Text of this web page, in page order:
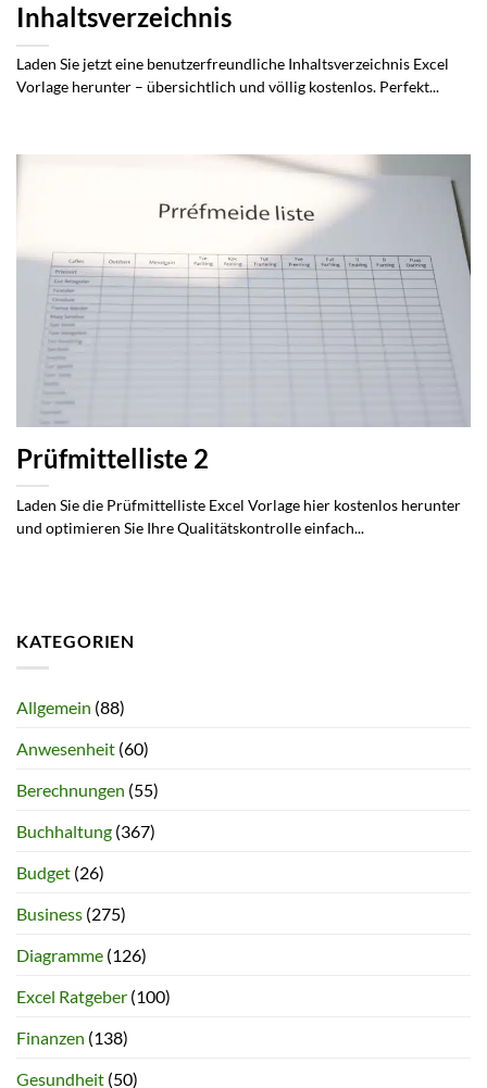
Inhaltsverzeichnis
Laden Sie jetzt eine benutzerfreundliche Inhaltsverzeichnis Excel
Vorlage herunter – übersichtlich und völlig kostenlos. Perfekt...
Prüfmittelliste 2
Laden Sie die Prüfmittelliste Excel Vorlage hier kostenlos herunter
und optimieren Sie Ihre Qualitätskontrolle einfach...
KATEGORIEN
Allgemein (88)
Anwesenheit (60)
Berechnungen (55)
Buchhaltung (367)
Budget (26)
Business (275)
Diagramme (126)
Excel Ratgeber (100)
Finanzen (138)
Gesundheit (50)